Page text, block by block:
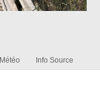
Météo Info Source